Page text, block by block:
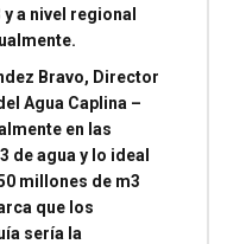
a nivel regional
Bravo, Director
Agua Caplina –
en las
de agua y lo ideal
millones de m3
que los
sería la